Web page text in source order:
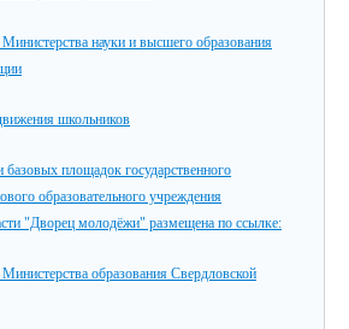
науки и высшего образования
школьников
площадок государственного
образовательного учреждения
"Дворец молодёжи" размещена по ссылке:
образования Свердловской